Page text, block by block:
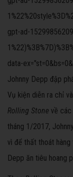
gpt-ad-
data-
Johnny Depp đập
Vụ kiện diễn ra chỉ
Rolling Stone về các
tháng 1/2017,
vì để thất thoát hàng
Depp ăn tiêu hoang